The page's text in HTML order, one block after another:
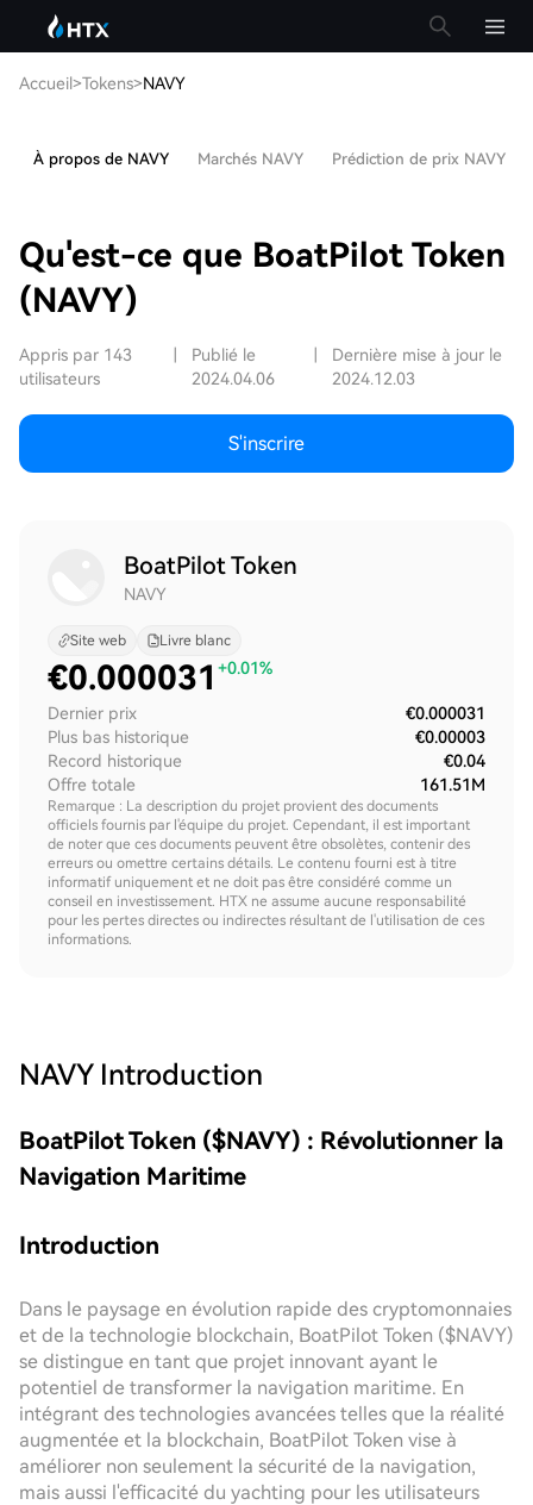
Accueil>Tokens>NAVY
À propos de NAVY Marchés NAVY Prédiction de prix NAVY
Qu'est-ce que BoatPilot Token
(NAVY)
Appris par 143
utilisateurs
Publié le
2024.04.06
Dernière mise à jour le
2024.12.03
S'inscrire
BoatPilot Token
NAVY
Site web Livre blanc
€0.000031 +0.01%
Dernier prix
€0.000031
Plus bas historique
€0.00003
Record historique
€0.04
Offre totale
161.51M
Remarque : La description du projet provient des documents
officiels fournis par l'équipe du projet. Cependant, il est important
de noter que ces documents peuvent être obsolètes, contenir des
erreurs ou omettre certains détails. Le contenu fourni est à titre
informatif uniquement et ne doit pas être considéré comme un
conseil en investissement. HTX ne assume aucune responsabilité
pour les pertes directes ou indirectes résultant de l'utilisation de ces
informations.
NAVY Introduction
BoatPilot Token ($NAVY) : Révolutionner la
Navigation Maritime
Introduction
Dans le paysage en évolution rapide des cryptomonnaies
et de la technologie blockchain, BoatPilot Token ($NAVY)
se distingue en tant que projet innovant ayant le
potentiel de transformer la navigation maritime. En
intégrant des technologies avancées telles que la réalité
augmentée et la blockchain, BoatPilot Token vise à
améliorer non seulement la sécurité de la navigation,
mais aussi l'efficacité du yachting pour les utilisateurs